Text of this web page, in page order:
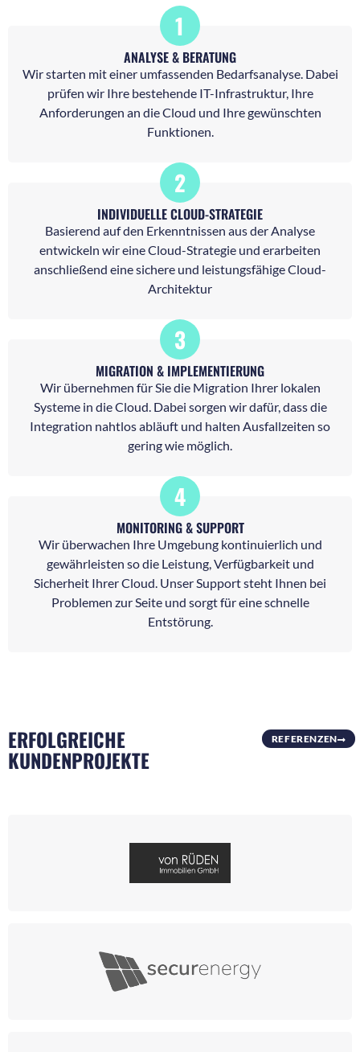
1
ANALYSE & BERATUNG
Wir starten mit einer umfassenden Bedarfsanalyse. Dabei
prüfen wir Ihre bestehende IT-Infrastruktur, Ihre
Anforderungen an die Cloud und Ihre gewünschten
Funktionen.
2
INDIVIDUELLE CLOUD-STRATEGIE
Basierend auf den Erkenntnissen aus der Analyse
entwickeln wir eine Cloud-Strategie und erarbeiten
anschließend eine sichere und leistungsfähige Cloud-
Architektur
3
MIGRATION & IMPLEMENTIERUNG
Wir übernehmen für Sie die Migration Ihrer lokalen
Systeme in die Cloud. Dabei sorgen wir dafür, dass die
Integration nahtlos abläuft und halten Ausfallzeiten so
gering wie möglich.
4
MONITORING & SUPPORT
Wir überwachen Ihre Umgebung kontinuierlich und
gewährleisten so die Leistung, Verfügbarkeit und
Sicherheit Ihrer Cloud. Unser Support steht Ihnen bei
Problemen zur Seite und sorgt für eine schnelle
Entstörung.
ERFOLGREICHE
KUNDENPROJEKTE
REFERENZEN